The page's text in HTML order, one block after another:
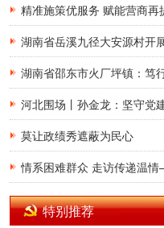
湖南省邵东市火厂坪镇：笃
河北围场丨孙金龙：坚守党
莫让政绩秀遮蔽为民心
特别推荐